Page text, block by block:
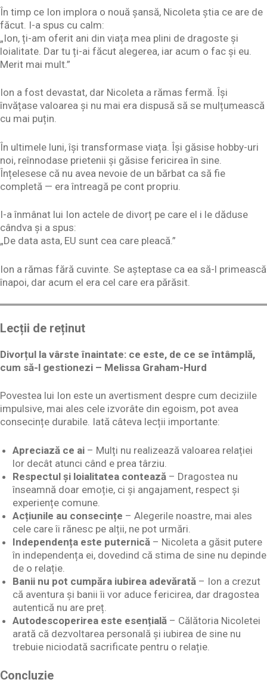
În timp ce Ion implora o nouă șansă, Nicoleta știa ce are de
făcut. I-a spus cu calm:
„Ion, ți-am oferit ani din viața mea plini de dragoste și
loialitate. Dar tu ți-ai făcut alegerea, iar acum o fac și eu.
Merit mai mult.”
Ion a fost devastat, dar Nicoleta a rămas fermă. Își
învățase valoarea și nu mai era dispusă să se mulțumească
cu mai puțin.
În ultimele luni, își transformase viața. Își găsise hobby-uri
noi, reînnodase prietenii și găsise fericirea în sine.
Înțelesese că nu avea nevoie de un bărbat ca să fie
completă — era întreagă pe cont propriu.
I-a înmânat lui Ion actele de divorț pe care el i le dăduse
cândva și a spus:
„De data asta, EU sunt cea care pleacă.”
Ion a rămas fără cuvinte. Se așteptase ca ea să-l primească
înapoi, dar acum el era cel care era părăsit.
Lecții de reținut
Divorțul la vârste înaintate: ce este, de ce se întâmplă,
cum să-l gestionezi – Melissa Graham-Hurd
Povestea lui Ion este un avertisment despre cum deciziile
impulsive, mai ales cele izvorâte din egoism, pot avea
consecințe durabile. Iată câteva lecții importante:
Apreciază ce ai – Mulți nu realizează valoarea relației
lor decât atunci când e prea târziu.
Respectul și loialitatea contează – Dragostea nu
înseamnă doar emoție, ci și angajament, respect și
experiențe comune.
Acțiunile au consecințe – Alegerile noastre, mai ales
cele care îi rănesc pe alții, ne pot urmări.
Independența este puternică – Nicoleta a găsit putere
în independența ei, dovedind că stima de sine nu depinde
de o relație.
Banii nu pot cumpăra iubirea adevărată – Ion a crezut
că aventura și banii îi vor aduce fericirea, dar dragostea
autentică nu are preț.
Autodescoperirea este esențială – Călătoria Nicoletei
arată că dezvoltarea personală și iubirea de sine nu
trebuie niciodată sacrificate pentru o relație.
Concluzie